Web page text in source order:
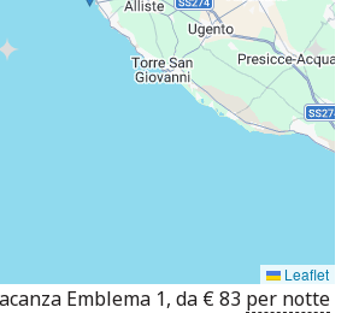
Leaflet
Emblema 1, da € 83 per notte